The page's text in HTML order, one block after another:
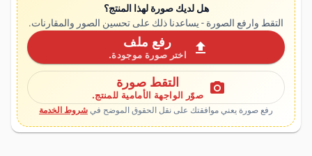
هل لديك صورة لهذا المنتج؟
التقط وارفع الصورة - يساعدنا ذلك على تحسين الصور والمقارنات.
upload رفع ملف
اختر صورة موجودة.
photo_camera التقط صورة
صوّر الواجهة الأمامية للمنتج.
رفع صورة يعني موافقتك على نقل الحقوق الموضح في شروط الخدمة